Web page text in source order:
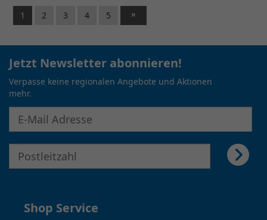
1 2 3 4 5
Jetzt Newsletter abonnieren!
Verpasse keine regionalen Angebote und Aktionen
mehr.
Shop Service